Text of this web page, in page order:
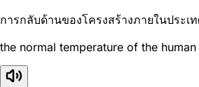
การกลับด้านของโครงสร้างภายในประเ
the normal temperature of the